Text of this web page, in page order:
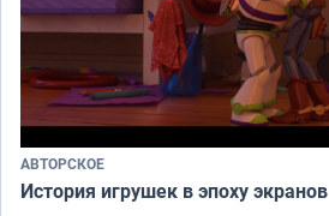
АВТОРСКОЕ
История игрушек в эпоху экранов